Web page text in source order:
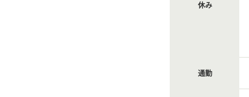
休み
通勤